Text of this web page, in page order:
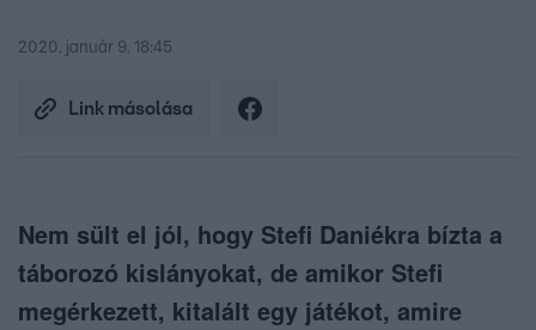
2020. január 9. 18:45
Link másolása
Nem sült el jól, hogy Stefi Daniékra bízta a
táborozó kislányokat, de amikor Stefi
megérkezett, kitalált egy játékot, amire